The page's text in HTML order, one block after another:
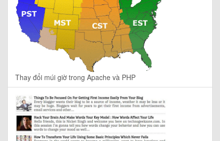
Thay đổi múi giờ trong Apache và PHP